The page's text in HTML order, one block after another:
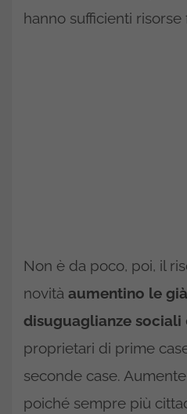
hanno sufficienti risorse
Non è da poco, poi, il
novità aumentino le
disuguaglianze sociali
proprietari di prime
seconde case.
poiché sempre più